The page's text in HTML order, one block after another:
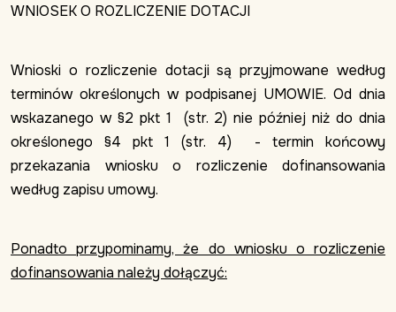
WNIOSEK O ROZLICZENIE DOTACJI
Wnioski o rozliczenie dotacji są przyjmowane według
terminów określonych w podpisanej UMOWIE. Od dnia
wskazanego w §2 pkt 1 (str. 2) nie później niż do dnia
określonego §4 pkt 1 (str. 4) - termin końcowy
przekazania wniosku o rozliczenie dofinansowania
według zapisu umowy.
Ponadto przypominamy, że do wniosku o rozliczenie
dofinansowania należy dołączyć: